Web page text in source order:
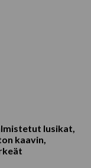
lusikat,
kaavin,